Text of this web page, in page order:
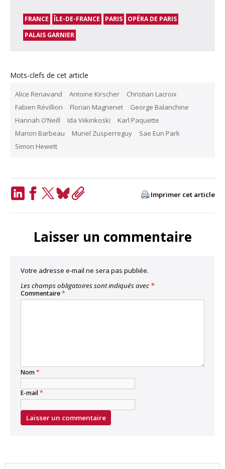
FRANCE ÎLE-DE-FRANCE PARIS
OPÉRA DE PARIS
PALAIS GARNIER
Mots-clefs de cet article
Alice Renavand Antoine Kirscher
Christian Lacroix
Fabien Révillion
Florian Magnenet
George Balanchine
Hannah O’Neill
Ida Viikinkoski
Karl Paquette
Marion Barbeau
Muriel Zusperreguy
Sae Eun Park
Simon Hewett
Imprimer cet article
Laisser un commentaire
Votre adresse e-mail ne sera pas publiée.
Les champs obligatoires sont indiqués avec *
Commentaire*
Nom*
E-mail*